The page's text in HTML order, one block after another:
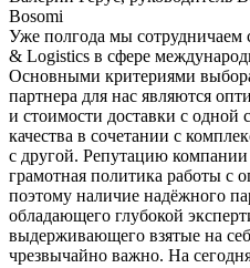
Bosomi
Уже полгода мы сотрудничаем
& Logistics в сфере
Основными критериями
партнера для нас являются
и стоимости доставки с
качества в сочетании с
с другой. Репутацию
грамотная политика работы с
поэтому наличие надёжного
обладающего глубокой
выдерживающего взятые на
чрезвычайно важно. На